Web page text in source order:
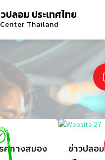
ลอม ประเทศไทย
Thailand
รคทางสมอง
ข่าวปลอ